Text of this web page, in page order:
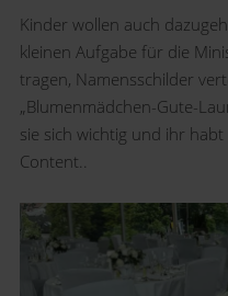
Kinder wollen auch
kleinen Aufgabe für die
tragen, Namensschilder
„Blumenmädchen-Gute-
sie sich wichtig und ihr
Content..